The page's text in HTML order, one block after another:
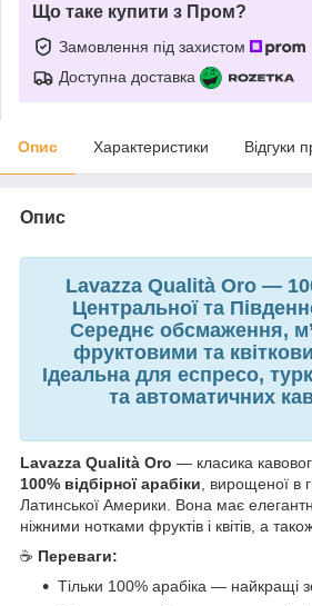
Що таке купити з Пром?
Замовлення під захистом
Доступна доставка
Опис Характеристики Відгуки
Опис
Lavazza Qualità Oro —
Центральної та
Середнє обсмаження,
фруктовими та
Ідеальна для еспресо,
та автоматичних
Lavazza Qualità Oro — класика
100% відбірної арабіки, вирощеної в
Латинської Америки. Вона має
ніжними нотками фруктів і квітів, а
☕ Переваги:
Тільки 100% арабіка — найкращі